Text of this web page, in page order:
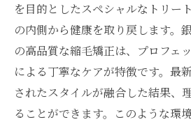
を目的としたスペシャルなトリー
の内側から健康を取り戻します。
の高品質な縮毛矯正は、プロフェ
による丁寧なケアが特徴です。最
されたスタイルが融合した結果、
ることができます。このような環